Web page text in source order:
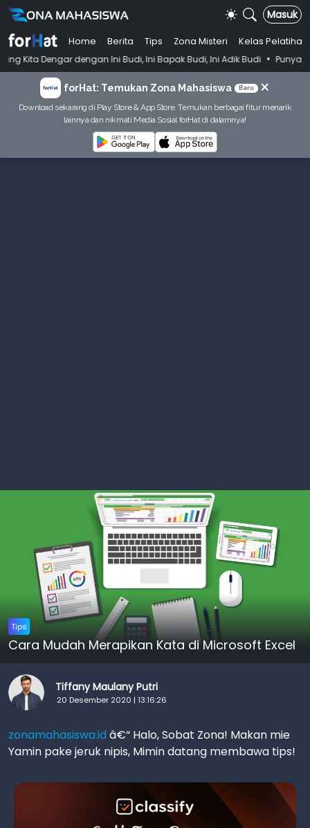
Masuk
Home Berita Tips Zona Misteri
Kelas Pelatihan
dengan Ini Budi, Ini Bapak Budi, Ini Adik Budi • Punya Tujuan
forHat: Temukan Zona Mahasiswa Baru ×
Download sekarang di Play Store & App Store. Temukan berbagai fitur menarik
lainnya dan nikmati Media Sosial forHat di dalamnya!
Tips
Cara Mudah Merapikan Kata di Microsoft Excel
Tiffany Maulany Putri
20 Desember 2020 | 13:16:26
zonamahasiswa.id â€“ Halo, Sobat Zona! Makan mie
Yamin pake jeruk nipis, Mimin datang membawa tips!